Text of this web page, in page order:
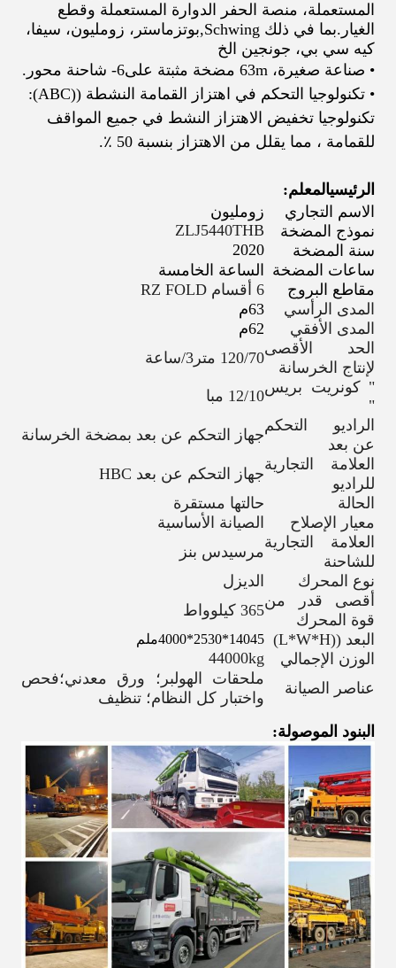
المستعملة، منصة الحفر الدوارة المستعملة وقطع
الغيار.بما في ذلك Schwing ,بوتزماستر، زومليون، سيفا،
كيه سي بي، جونجين الخ
• صناعة صغيرة، 63 m مضخة مثبتة على 6- شاحنة محور.
• تكنولوجيا التحكم في اهتزاز القمامة النشطة ((ABC):
تكنولوجيا تخفيض الاهتزاز النشط في جميع المواقف
للقمامة ، مما يقلل من الاهتزاز بنسبة 50 ٪.
الرئيسيالمعلم:
الاسم التجاري
زومليون
نموذج المضخة
ZLJ5440THB
سنة المضخة
2020
ساعات المضخة
الساعة الخامسة
مقاطع البروج
6 أقسام RZ FOLD
المدى الرأسي
63م
المدى الأفقي
62م
الحد الأقصى
لإنتاج الخرسانة
120/70 متر3/ساعة
" كونريت بريس
"
12/10 مبا
الراديو التحكم
عن بعد
جهاز التحكم عن بعد بمضخة الخرسانة
العلامة التجارية
للراديو
جهاز التحكم عن بعد HBC
الحالة
حالتها مستقرة
معيار الإصلاح
الصيانة الأساسية
العلامة التجارية
للشاحنة
مرسيدس بنز
نوع المحرك
الديزل
أقصى قدر من
قوة المحرك
365 كيلوواط
البعد ((L*W*H)
14045*2530*4000ملم
الوزن الإجمالي
44000kg
عناصر الصيانة
ملحقات الهولبر؛ ورق معدني؛فحص
واختبار كل النظام؛ تنظيف
البنود الموصولة: